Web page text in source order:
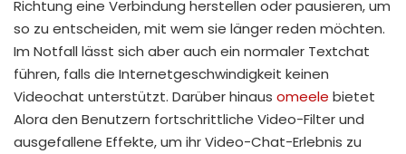
Richtung eine Verbindung herstellen oder pausieren, um
so zu entscheiden, mit wem sie länger reden möchten.
Im Notfall lässt sich aber auch ein normaler Textchat
führen, falls die Internetgeschwindigkeit keinen
Videochat unterstützt. Darüber hinaus omeele bietet
Alora den Benutzern fortschrittliche Video-Filter und
ausgefallene Effekte, um ihr Video-Chat-Erlebnis zu